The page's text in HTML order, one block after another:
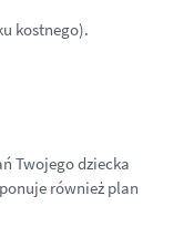
kostnego).
Twojego dziecka
również plan